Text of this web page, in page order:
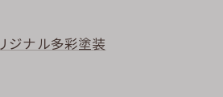
ジナル多彩塗装